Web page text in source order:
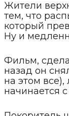
Жители
тем, что
который
Ну и
Фильм,
назад он
на этом все),
начинается